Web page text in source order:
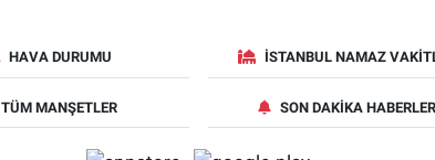
HAVA DURUMU İSTANBUL NAMAZ
TÜM MANŞETLER SON DAKIKA